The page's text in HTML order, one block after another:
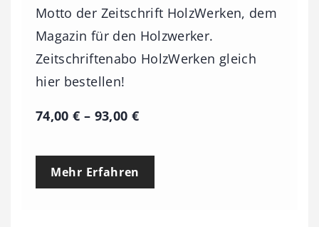
Motto der Zeitschrift HolzWerken, dem
Magazin für den Holzwerker.
Zeitschriftenabo HolzWerken gleich
hier bestellen!
74,00€ – 93,00 €P
e
Mehr Erfahren